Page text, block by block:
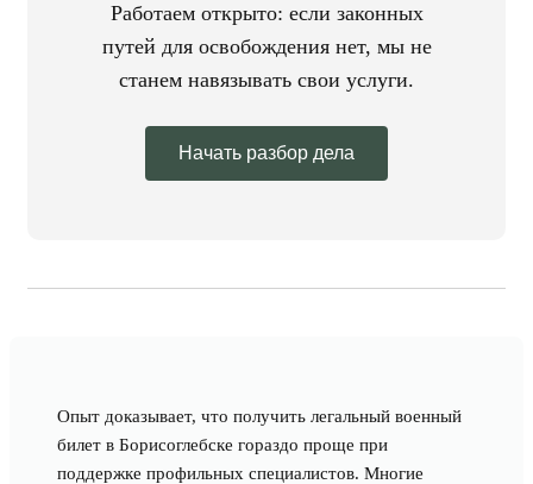
Работаем открыто: если законных
путей для освобождения нет, мы не
станем навязывать свои услуги.
Начать разбор дела
Опыт доказывает, что получить легальный военный
билет в Борисоглебске гораздо проще при
поддержке профильных специалистов. Многие